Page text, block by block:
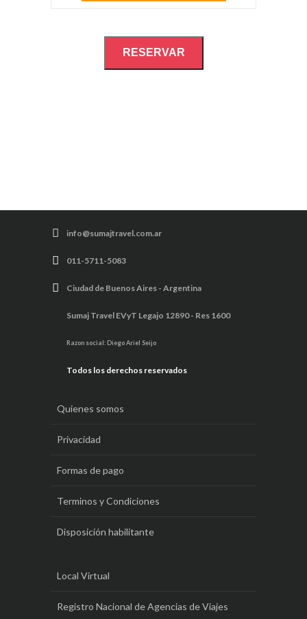
RESERVAR
info@sumajtravel.com.ar
011-5711-5083
Ciudad de Buenos Aires - Argentina
Sumaj Travel EVyT Legajo 12890 - Res 1600
Razon social: Diego Ariel Seijo
Todos los derechos reservados
Quienes somos
Privacidad
Formas de pago
Terminos y Condiciones
Disposición habilitante
Local Virtual
Registro Nacional de Agencias de Viajes